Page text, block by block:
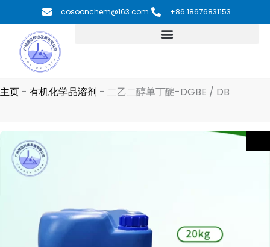
cosoonchem@163.com +86 18676831153
主页 - 有机化学品溶剂 - 二乙二醇单丁醚-DGBE / DB